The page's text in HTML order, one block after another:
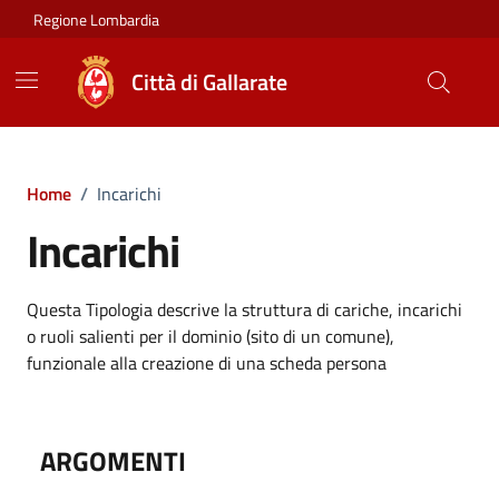
Vai ai contenuti
Vai al footer
Regione Lombardia
Città di Gallarate
Home / Incarichi
Incarichi
Questa Tipologia descrive la struttura di cariche, incarichi
o ruoli salienti per il dominio (sito di un comune),
funzionale alla creazione di una scheda persona
ARGOMENTI